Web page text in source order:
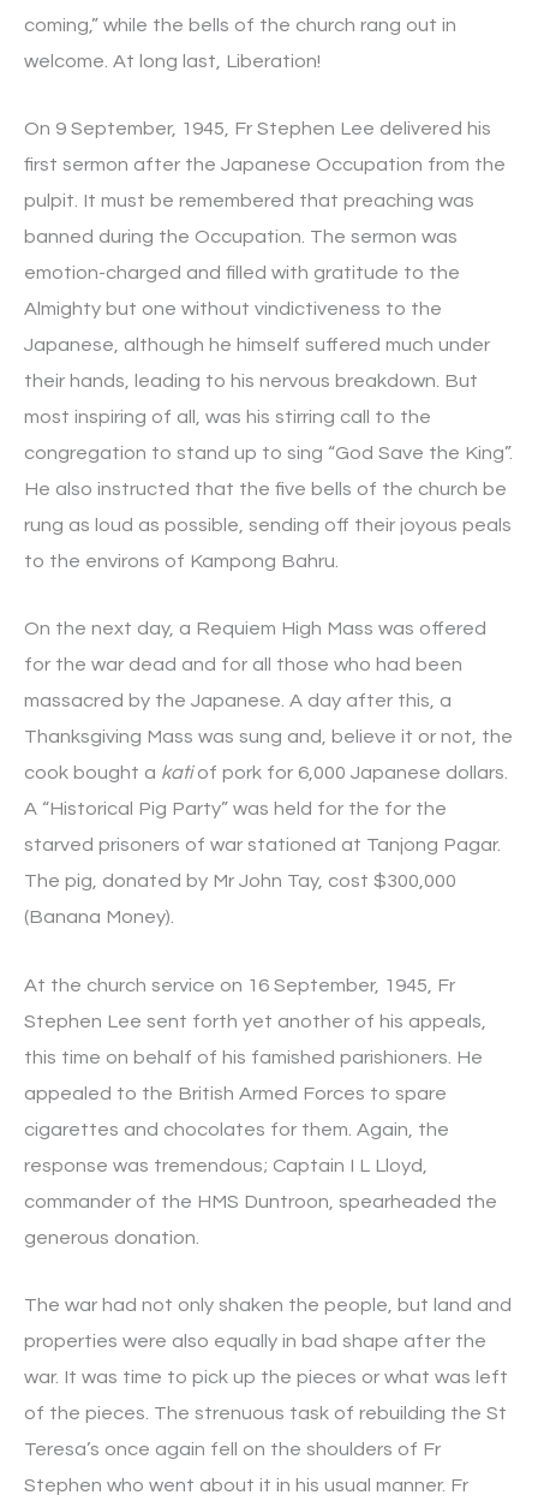
coming,” while the bells of the church rang out in
welcome. At long last, Liberation!
On 9 September, 1945, Fr Stephen Lee delivered his
first sermon after the Japanese Occupation from the
pulpit. It must be remembered that preaching was
banned during the Occupation. The sermon was
emotion-charged and filled with gratitude to the
Almighty but one without vindictiveness to the
Japanese, although he himself suffered much under
their hands, leading to his nervous breakdown. But
most inspiring of all, was his stirring call to the
congregation to stand up to sing “God Save the King”.
He also instructed that the five bells of the church be
rung as loud as possible, sending off their joyous peals
to the environs of Kampong Bahru.
On the next day, a Requiem High Mass was offered
for the war dead and for all those who had been
massacred by the Japanese. A day after this, a
Thanksgiving Mass was sung and, believe it or not, the
cook bought a katiof pork for 6,000 Japanese dollars.
A “Historical Pig Party” was held for the for the
starved prisoners of war stationed at Tanjong Pagar.
The pig, donated by Mr John Tay, cost $300,000
(Banana Money).
At the church service on 16 September, 1945, Fr
Stephen Lee sent forth yet another of his appeals,
this time on behalf of his famished parishioners. He
appealed to the British Armed Forces to spare
cigarettes and chocolates for them. Again, the
response was tremendous; Captain I L Lloyd,
commander of the HMS Duntroon, spearheaded the
generous donation.
The war had not only shaken the people, but land and
properties were also equally in bad shape after the
war. It was time to pick up the pieces or what was left
of the pieces. The strenuous task of rebuilding the St
Teresa’s once again fell on the shoulders of Fr
Stephen who went about it in his usual manner. Fr